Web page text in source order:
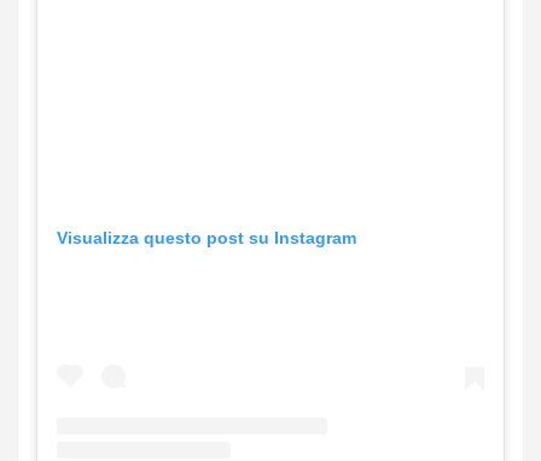
Visualizza questo post su Instagram